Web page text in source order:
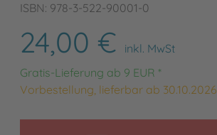
ISBN: 978-3-522-90001-0
24,00 €
inkl. MwSt
Gratis-Lieferung ab 9 EUR *
Vorbestellung, lieferbar ab 30.10.2026